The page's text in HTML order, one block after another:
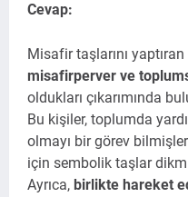
Cevap:
Misafir taşlarını
misafirperver ve
oldukları çıkarımında
Bu kişiler, toplumda
olmayı bir görev
için sembolik taşlar
Ayrıca, birlikte hareket